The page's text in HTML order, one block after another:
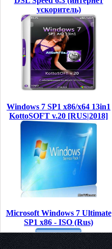
ускоритель)
Windows 7 SP1 x86/x64 13in1
KottoSOFT v.20 [RUS|2018]
Microsoft Windows 7 Ultimate
SP1 x86 - ISO (Rus)